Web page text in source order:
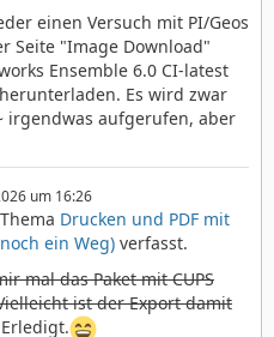
einen Versuch mit PI/Geos
Seite "Image Download"
Ensemble 6.0 CI-latest
Es wird zwar
irgendwas aufgerufen, aber
um 16:26
Drucken und PDF mit
ein Weg) verfasst.
mal das Paket mit CUPS
ist der Export damit
Erledigt.